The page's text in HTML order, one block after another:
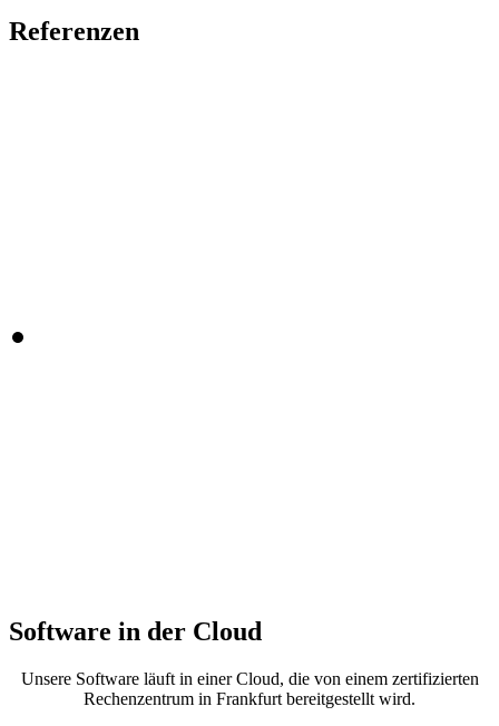
Referenzen
Software in der Cloud
Unsere Software läuft in einer Cloud, die von einem zertifizierten
Rechenzentrum in Frankfurt bereitgestellt wird.